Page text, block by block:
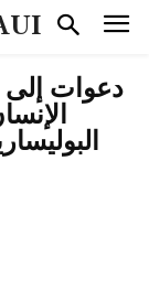
دعوات إلى